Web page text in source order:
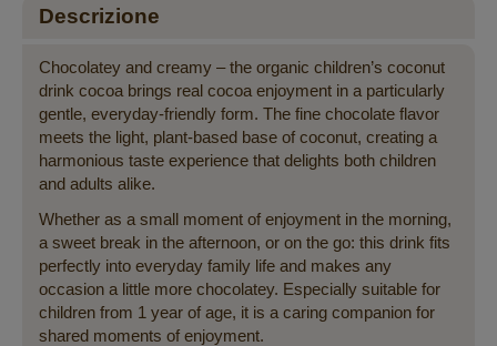
Descrizione
Chocolatey and creamy – the organic children’s coconut
drink cocoa brings real cocoa enjoyment in a particularly
gentle, everyday-friendly form. The fine chocolate flavor
meets the light, plant-based base of coconut, creating a
harmonious taste experience that delights both children
and adults alike.
Whether as a small moment of enjoyment in the morning,
a sweet break in the afternoon, or on the go: this drink fits
perfectly into everyday family life and makes any
occasion a little more chocolatey. Especially suitable for
children from 1 year of age, it is a caring companion for
shared moments of enjoyment.